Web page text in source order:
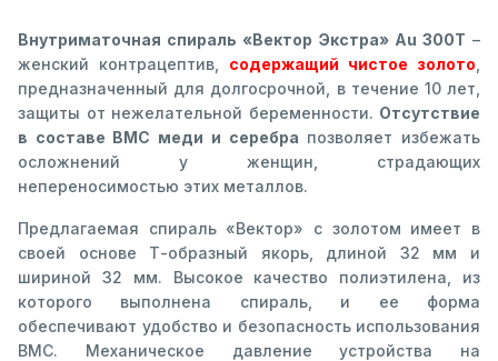
Внутриматочная спираль «Вектор Экстра» Au 300Т –
женский контрацептив, содержащий чистое золото
предназначенный для долгосрочной, в течение 10 лет,
защиты от нежелательной беременности. Отсутствие
в составе ВМС меди и серебра позволяет избежать
осложнений у женщин, страдающих
непереносимостью этих металлов.
Предлагаемая спираль «Вектор» с золотом имеет в
своей основе Т-образный якорь, длиной 32 мм и
шириной 32 мм. Высокое качество полиэтилена, из
которого выполнена спираль, и ее форма
обеспечивают удобство и безопасность использования
ВМС. Механическое давление устройства на